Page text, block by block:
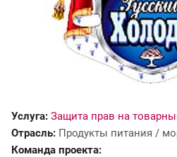
Услуга: Защита прав на
Отрасль: Продукты питания /
Команда проекта: